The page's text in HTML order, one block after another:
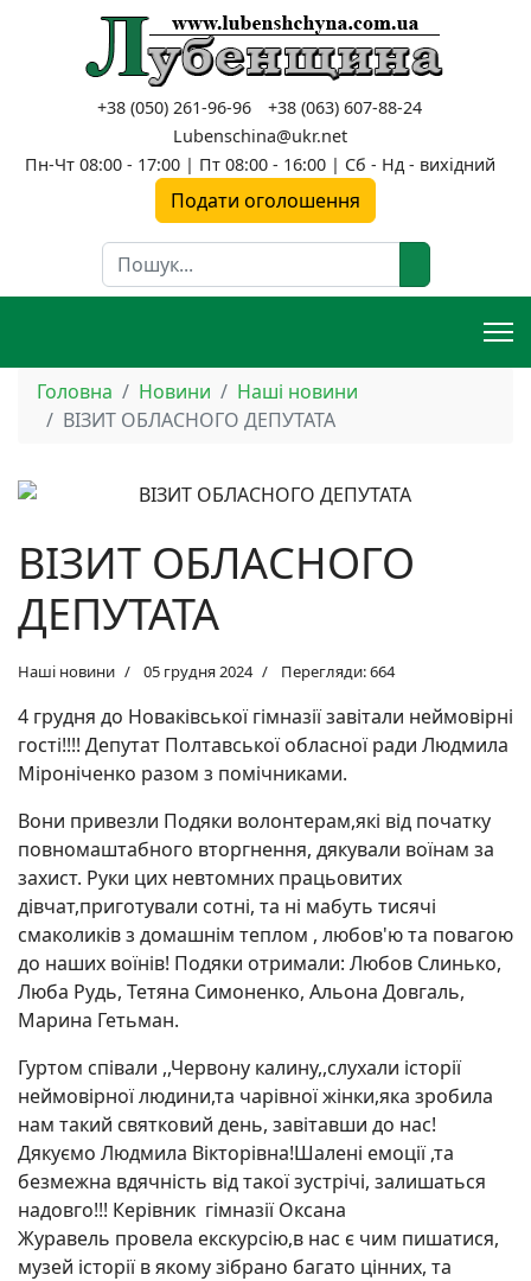
+38 (050) 261-96-96
+38 (063) 607-88-24
Lubenschina@ukr.net
Пн-Чт 08:00 - 17:00 | Пт 08:00 - 16:00 | Сб - Нд - вихідний
Подати оголошення
Пошук
Головна Новини
Наші новини
ВІЗИТ ОБЛАСНОГО ДЕПУТАТА
ВІЗИТ ОБЛАСНОГО
ДЕПУТАТА
Наші новини 05 грудня 2024 Перегляди: 664
4 грудня до Новаківської гімназії завітали неймовірні
гості!!!! Депутат Полтавської обласної ради Людмила
Міроніченко разом з помічниками.
Вони привезли Подяки волонтерам,які від початку
повномаштабного вторгнення, дякували воїнам за
захист. Руки цих невтомних працьовитих
дівчат,приготували сотні, та ні мабуть тисячі
смаколиків з домашнім теплом , любов'ю та повагою
до наших воїнів! Подяки отримали: Любов Слинько,
Люба Рудь, Тетяна Симоненко, Альона Довгаль,
Марина Гетьман.
Гуртом співали ,,Червону калину,,слухали історії
неймовірної людини,та чарівної жінки,яка зробила
нам такий святковий день, завітавши до нас!
Дякуємо Людмила Вікторівна!Шалені емоції ,та
безмежна вдячність від такої зустрічі, залишаться
надовго!!! Керівник гімназії Оксана
Журавель провела екскурсію,в нас є чим пишатися,
музей історії в якому зібрано багато цінних, та